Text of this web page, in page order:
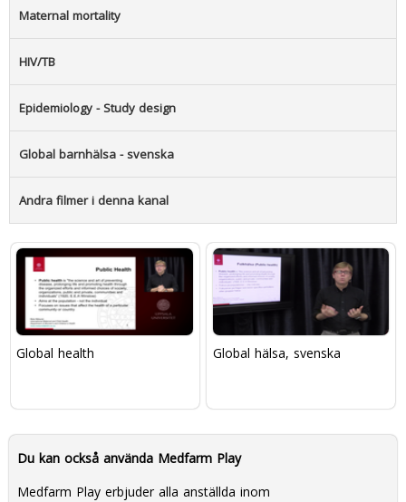
Maternal mortality
HIV/TB
Epidemiology - Study design
Global barnhälsa - svenska
Andra filmer i denna kanal
Global health Global hälsa, svenska
Du kan också använda Medfarm Play
Medfarm Play erbjuder alla anställda inom